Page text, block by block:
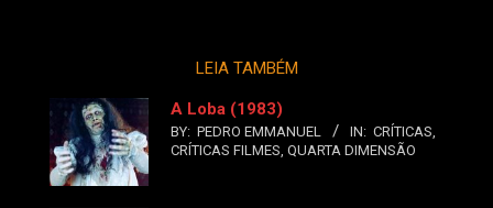
LEIA TAMBÉM
A Loba (1983)
BY: PEDRO EMMANUEL IN: CRÍTICAS,
CRÍTICAS FILMES, QUARTA DIMENSÃO